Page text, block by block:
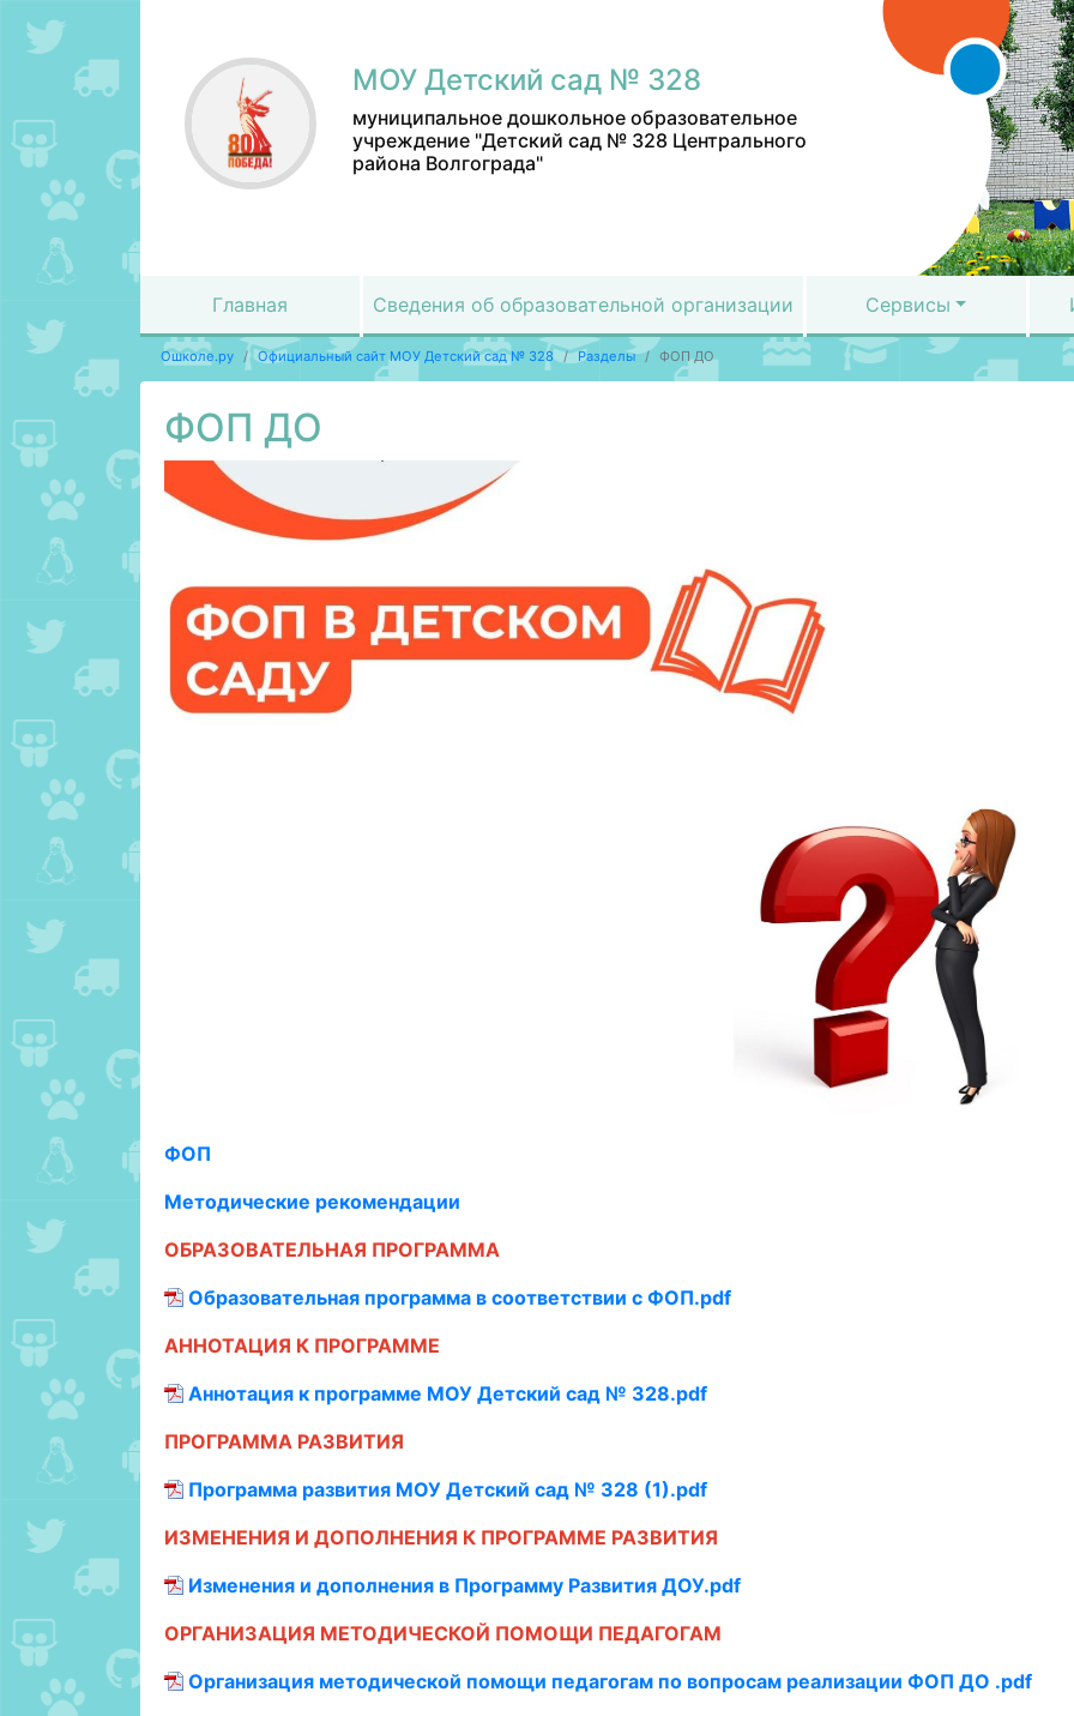
МОУ Детский сад № 328
муниципальное дошкольное образовательное
учреждение "Детский сад № 328 Центрального
района Волгограда"
Главная Сведения об образовательной организации Сервисы
Ошколе.ру Официальный сайт МОУ Детский сад № 328 Разделы ФОП ДО
ФОП ДО
ФОП
Методические рекомендации
ОБРАЗОВАТЕЛЬНАЯ ПРОГРАММА
Образовательная программа в соответствии с ФОП.pdf
АННОТАЦИЯ К ПРОГРАММЕ
Аннотация к программе МОУ Детский сад № 328.pdf
ПРОГРАММА РАЗВИТИЯ
Программа развития МОУ Детский сад № 328 (1).pdf
ИЗМЕНЕНИЯ И ДОПОЛНЕНИЯ К ПРОГРАММЕ РАЗВИТИЯ
Изменения и дополнения в Программу Развития ДОУ.pdf
ОРГАНИЗАЦИЯ МЕТОДИЧЕСКОЙ ПОМОЩИ ПЕДАГОГАМ
Организация методической помощи педагогам по вопросам реализации ФОП ДО .pdf